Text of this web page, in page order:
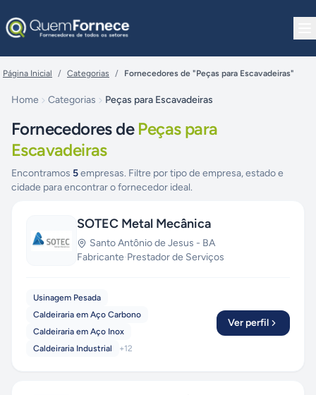
Página Inicial / Categorias / Fornecedores de "Peças para Escavadeiras"
Home Categorias Peças para Escavadeiras
Fornecedores de Peças para
Escavadeiras
Encontramos 5empresas. Filtre por tipo de empresa, estado e
cidade para encontrar o fornecedor ideal.
SOTEC Metal Mecânica
Santo Antônio de Jesus - BA
Fabricante·Prestador de Serviços
Usinagem Pesada
Caldeiraria em Aço Carbono
Caldeiraria em Aço Inox
Caldeiraria Industrial
+12
Ver perfil